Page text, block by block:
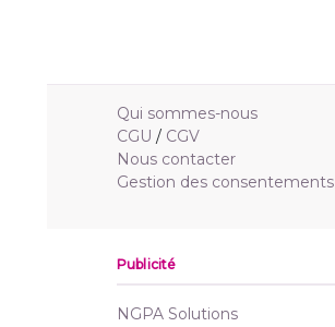
Qui sommes-nous
CGU / CGV
Nous contacter
Gestion des consentements
Publicité
NGPA Solutions